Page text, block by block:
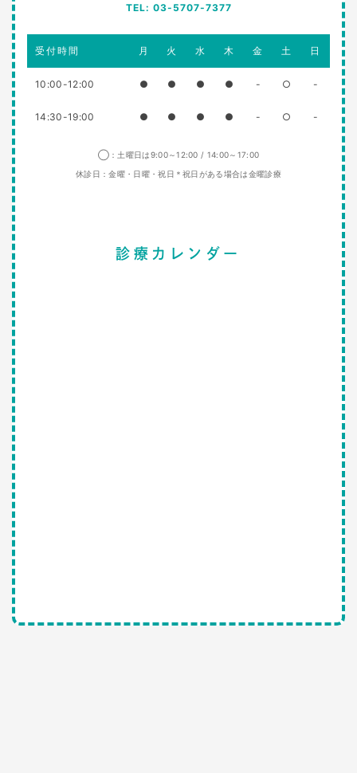
TEL: 03-5707-7377
受付時間 月 火 水 木 金 土 日
10:00-12:00 ● ● ● ● - ○ -
14:30-19:00 ● ● ● ● - ○ -
◯：土曜日は9:00～12:00 / 14:00～17:00
休診日：金曜・日曜・祝日＊祝日がある場合は金曜診療
診療カレンダー